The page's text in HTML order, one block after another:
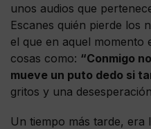
unos audios que
Escanes quién pierde los
el que en aquel momento
cosas como: “Conmigo
mueve un puto dedo si
gritos y una
Un tiempo más tarde, era